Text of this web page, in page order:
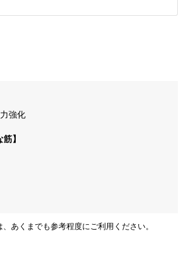
強化
】
あくまでも参考程度にご利用ください。